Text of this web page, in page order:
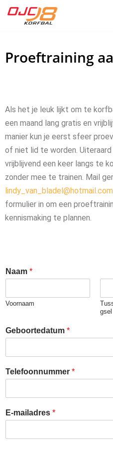
de
Proeftraining
Als het je leuk lijkt om te
een maand lang gratis en
manier kun je eerst sfeer
of niet lid te worden.
vrijblijvend een keer langs te
zonder mee te trainen. Mail
lindy_van_bladel@hotmail.com
formulier in om een
kennismaking te plannen.
Naam *
Voornaam
gsel
Geboortedatum *
E
-
a
l
d
Telefoonnummer *
E-mailadres *